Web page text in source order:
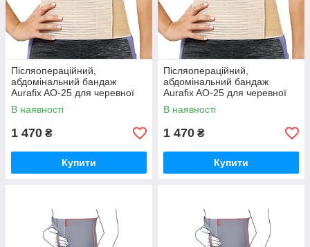
Післяопераційний,
абдомінальний бандаж
Aurafix AO-25 для черевної
порожнини Аурафікс
бежевий
В наявності
1 470 ₴
Купити
Післяопераційний,
абдомінальний бандаж
Aurafix AO-25 для черевної
порожнини Аурафікс
бежевий
В наявності
1 470 ₴
Купити